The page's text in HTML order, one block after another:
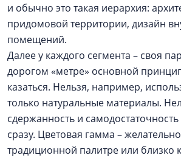
и обычно это такая иерархия:
придомовой территории, дизайн
помещений.
Далее у каждого сегмента – своя
дорогом «метре» основной
казаться. Нельзя, например,
только натуральные материалы.
сдержанность и
сразу. Цветовая гамма –
традиционной палитре или близко